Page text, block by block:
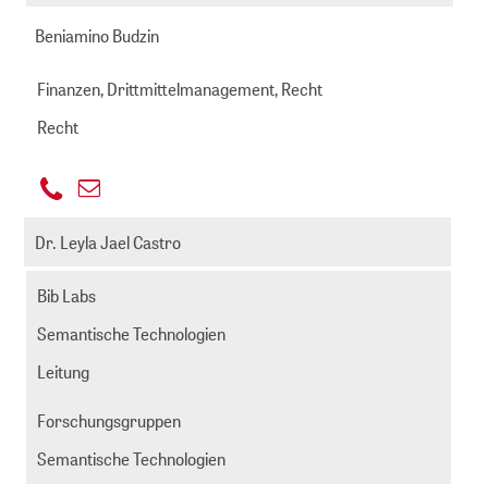
999892
-
642
senden
Beniamino Budzin
Finanzen, Drittmittelmanagement, Recht
Recht
+49
999892
-
221
senden
Dr. Leyla Jael Castro
Bib Labs
Semantische Technologien
Leitung
Forschungsgruppen
Semantische Technologien